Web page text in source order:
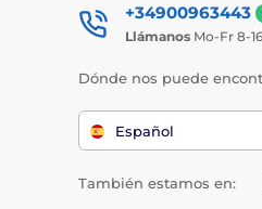
+34900963443
Llámanos Mo-Fr 8-16
Dónde nos puede
Español
También estamos en: